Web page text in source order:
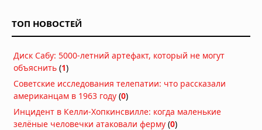
высокоразвитой цивилизации из
Вчера в 08:00
Аномалия Атлантиды: как пять пар
близнецов указывают на внеземное
вмешательство
ТОП НОВОСТЕЙ
Диск Сабу: 5000-летний артефакт, который не могут
объяснить (1)
Советские исследования телепатии: что рассказали
американцам в 1963 году (0)
Инцидент в Келли-Хопкинсвилле: когда маленькие
зелёные человечки атаковали ферму (0)